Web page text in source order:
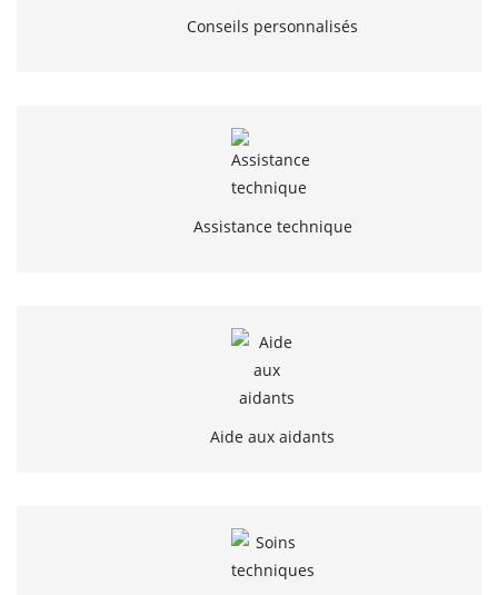
Conseils personnalisés
Assistance technique
Aide aux aidants